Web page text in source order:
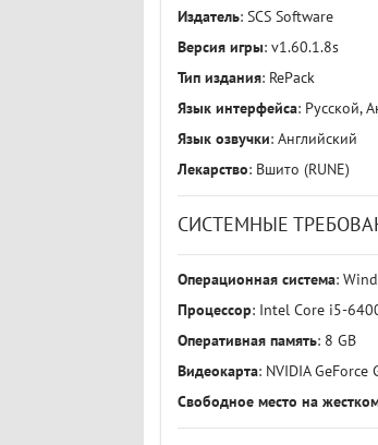
Издатель: SCS Software
Версия игры: v1.60.1.8s
Тип издания: RePack
Язык интерфейса: Русской,
Язык озвучки: Английский
Лекарство: Вшито (RUNE)
СИСТЕМНЫЕ
Операционная система:
Процессор: Intel Core i5-
Оперативная память: 8 GB
Видеокарта: NVIDIA
Свободное место на